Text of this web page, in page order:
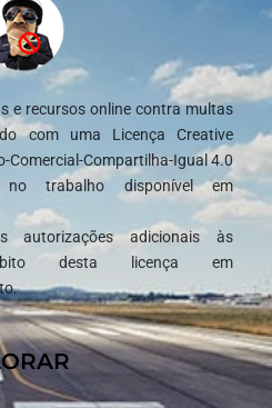
e recursos online contra multas
com uma Licença Creative
Comercial-Compartilha-Igual 4.0
no trabalho disponível em
autorizações adicionais às
desta licença em